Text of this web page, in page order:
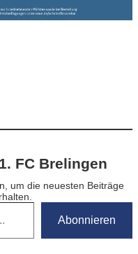
FC Brelingen
um die neuesten Beiträge
Abonnieren